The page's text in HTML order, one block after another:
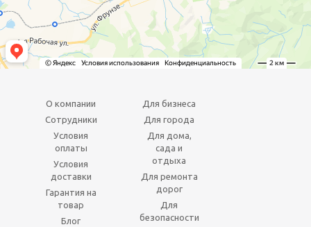
О компании
Сотрудники
Условия
оплаты
Условия
доставки
Гарантия на
товар
Блог
Для бизнеса
Для города
Для дома,
сада и
отдыха
Для ремонта
дорог
Для
безопасности